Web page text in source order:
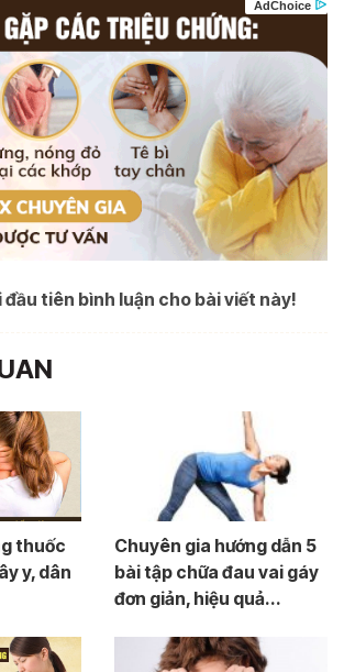
tiên bình luận cho bài viết này!
thuốc
y, dân
Chuyên gia hướng dẫn 5
bài tập chữa đau vai gáy
đơn giản, hiệu quả...